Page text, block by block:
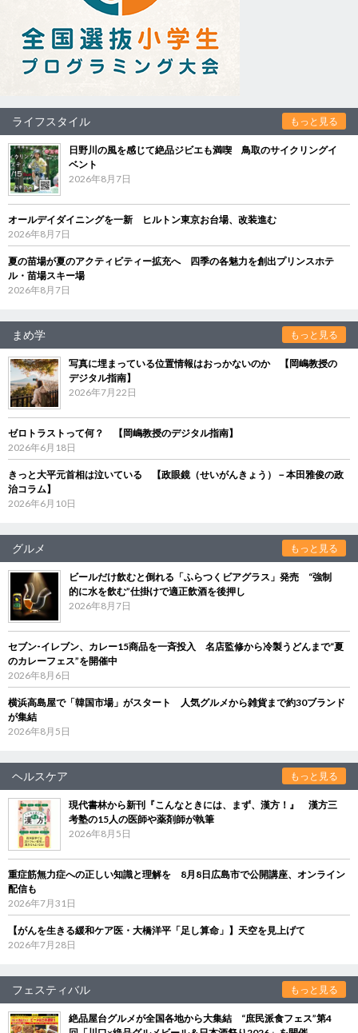
ライフスタイル もっと見る
日野川の風を感じて絶品ジビエも満喫 鳥取のサイクリングイ
ベント
2026年8月7日
オールデイダイニングを一新 ヒルトン東京お台場、改装進む
2026年8月7日
夏の苗場が夏のアクティビティー拡充へ 四季の各魅力を創出プリンスホテ
ル・苗場スキー場
2026年8月7日
まめ学 もっと見る
写真に埋まっている位置情報はおっかないのか 【岡嶋教授の
デジタル指南】
2026年7月22日
ゼロトラストって何？ 【岡嶋教授のデジタル指南】
2026年6月18日
きっと大平元首相は泣いている 【政眼鏡（せいがんきょう）－本田雅俊の政
治コラム】
2026年6月10日
グルメ もっと見る
ビールだけ飲むと倒れる「ふらつくビアグラス」発売 “強制
的に水を飲む”仕掛けで適正飲酒を後押し
2026年8月7日
セブン‐イレブン、カレー15商品を一斉投入 名店監修から冷製うどんまで“夏
のカレーフェス”を開催中
2026年8月6日
横浜高島屋で「韓国市場」がスタート 人気グルメから雑貨まで約30ブランド
が集結
2026年8月5日
ヘルスケア もっと見る
現代書林から新刊『こんなときには、まず、漢方！』 漢方三
考塾の15人の医師や薬剤師が執筆
2026年8月5日
重症筋無力症への正しい知識と理解を 8月8日広島市で公開講座、オンライン
配信も
2026年7月31日
【がんを生きる緩和ケア医・大橋洋平「足し算命」】天空を見上げて
2026年7月28日
フェスティバル もっと見る
絶品屋台グルメが全国各地から大集結 “庶民派食フェス”第4